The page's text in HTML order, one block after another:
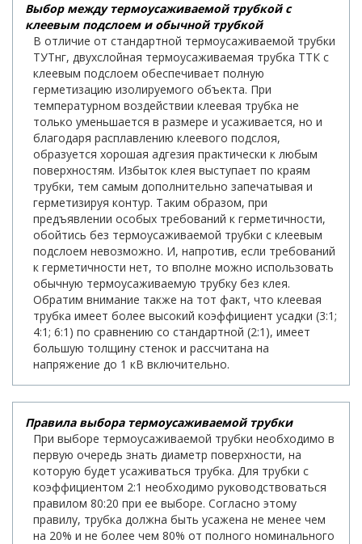
Выбор между термоусаживаемой трубкой с
клеевым подслоем и обычной трубкой
В отличие от стандартной термоусаживаемой трубки
ТУТнг, двухслойная термоусаживаемая трубка ТТК с
клеевым подслоем обеспечивает полную
герметизацию изолируемого объекта. При
температурном воздействии клеевая трубка не
только уменьшается в размере и усаживается, но и
благодаря расплавлению клеевого подслоя,
образуется хорошая адгезия практически к любым
поверхностям. Избыток клея выступает по краям
трубки, тем самым дополнительно запечатывая и
герметизируя контур. Таким образом, при
предъявлении особых требований к герметичности,
обойтись без термоусаживаемой трубки с клеевым
подслоем невозможно. И, напротив, если требований
к герметичности нет, то вполне можно использовать
обычную термоусаживаемую трубку без клея.
Обратим внимание также на тот факт, что клеевая
трубка имеет более высокий коэффициент усадки (3:1;
4:1; 6:1) по сравнению со стандартной (2:1), имеет
большую толщину стенок и рассчитана на
напряжение до 1 кВ включительно.
Правила выбора термоусаживаемой трубки
При выборе термоусаживаемой трубки необходимо в
первую очередь знать диаметр поверхности, на
которую будет усаживаться трубка. Для трубки с
коэффициентом 2:1 необходимо руководствоваться
правилом 80:20 при ее выборе. Согласно этому
правилу, трубка должна быть усажена не менее чем
на 20% и не более чем 80% от полного номинального